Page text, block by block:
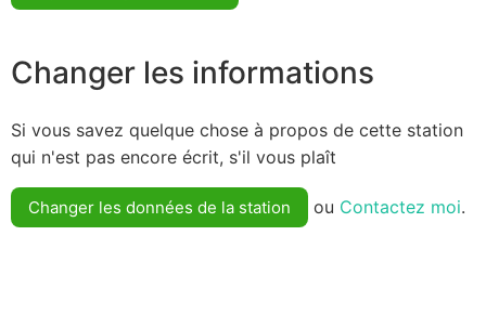
Changer les informations
Si vous savez quelque chose à propos de cette station
qui n'est pas encore écrit, s'il vous plaît
Changer les données de la station ou Contactez moi.